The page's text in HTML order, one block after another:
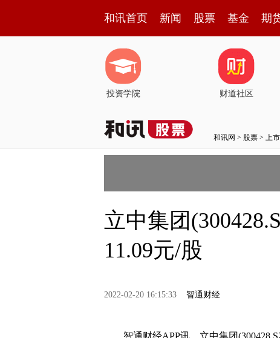
和讯首页 新闻 股票 基金 期
投资学院 财道社区
和讯网 > 股票 > 上
立中集团
11.09元/股
2022-02-20 16:15:33 智通财经
智通财经APP讯，立中集团